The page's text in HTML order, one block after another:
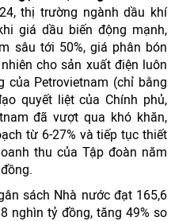
thị trường ngành dầu khí
giá dầu biến động mạnh,
sâu tới 50%, giá phân bón
cho sản xuất điện luôn
của Petrovietnam (chỉ bằng
quyết liệt của Chính phủ,
đã vượt qua khó khăn,
từ 6-27% và tiếp tục thiết
thu của Tập đoàn năm
sách Nhà nước đạt 165,6
nghìn tỷ đồng, tăng 49% so